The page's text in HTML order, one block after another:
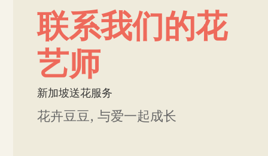
联系我们的花
艺师
新加坡送花服务
花卉豆豆, 与爱一起成长